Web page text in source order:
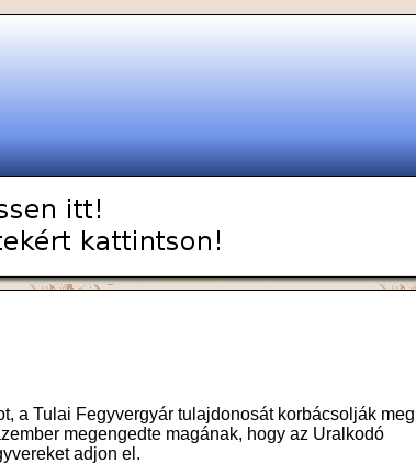
a Tulai Fegyvergyár tulajdonosát korbácsolják meg
megengedte magának, hogy az Uralkodó
adjon el.